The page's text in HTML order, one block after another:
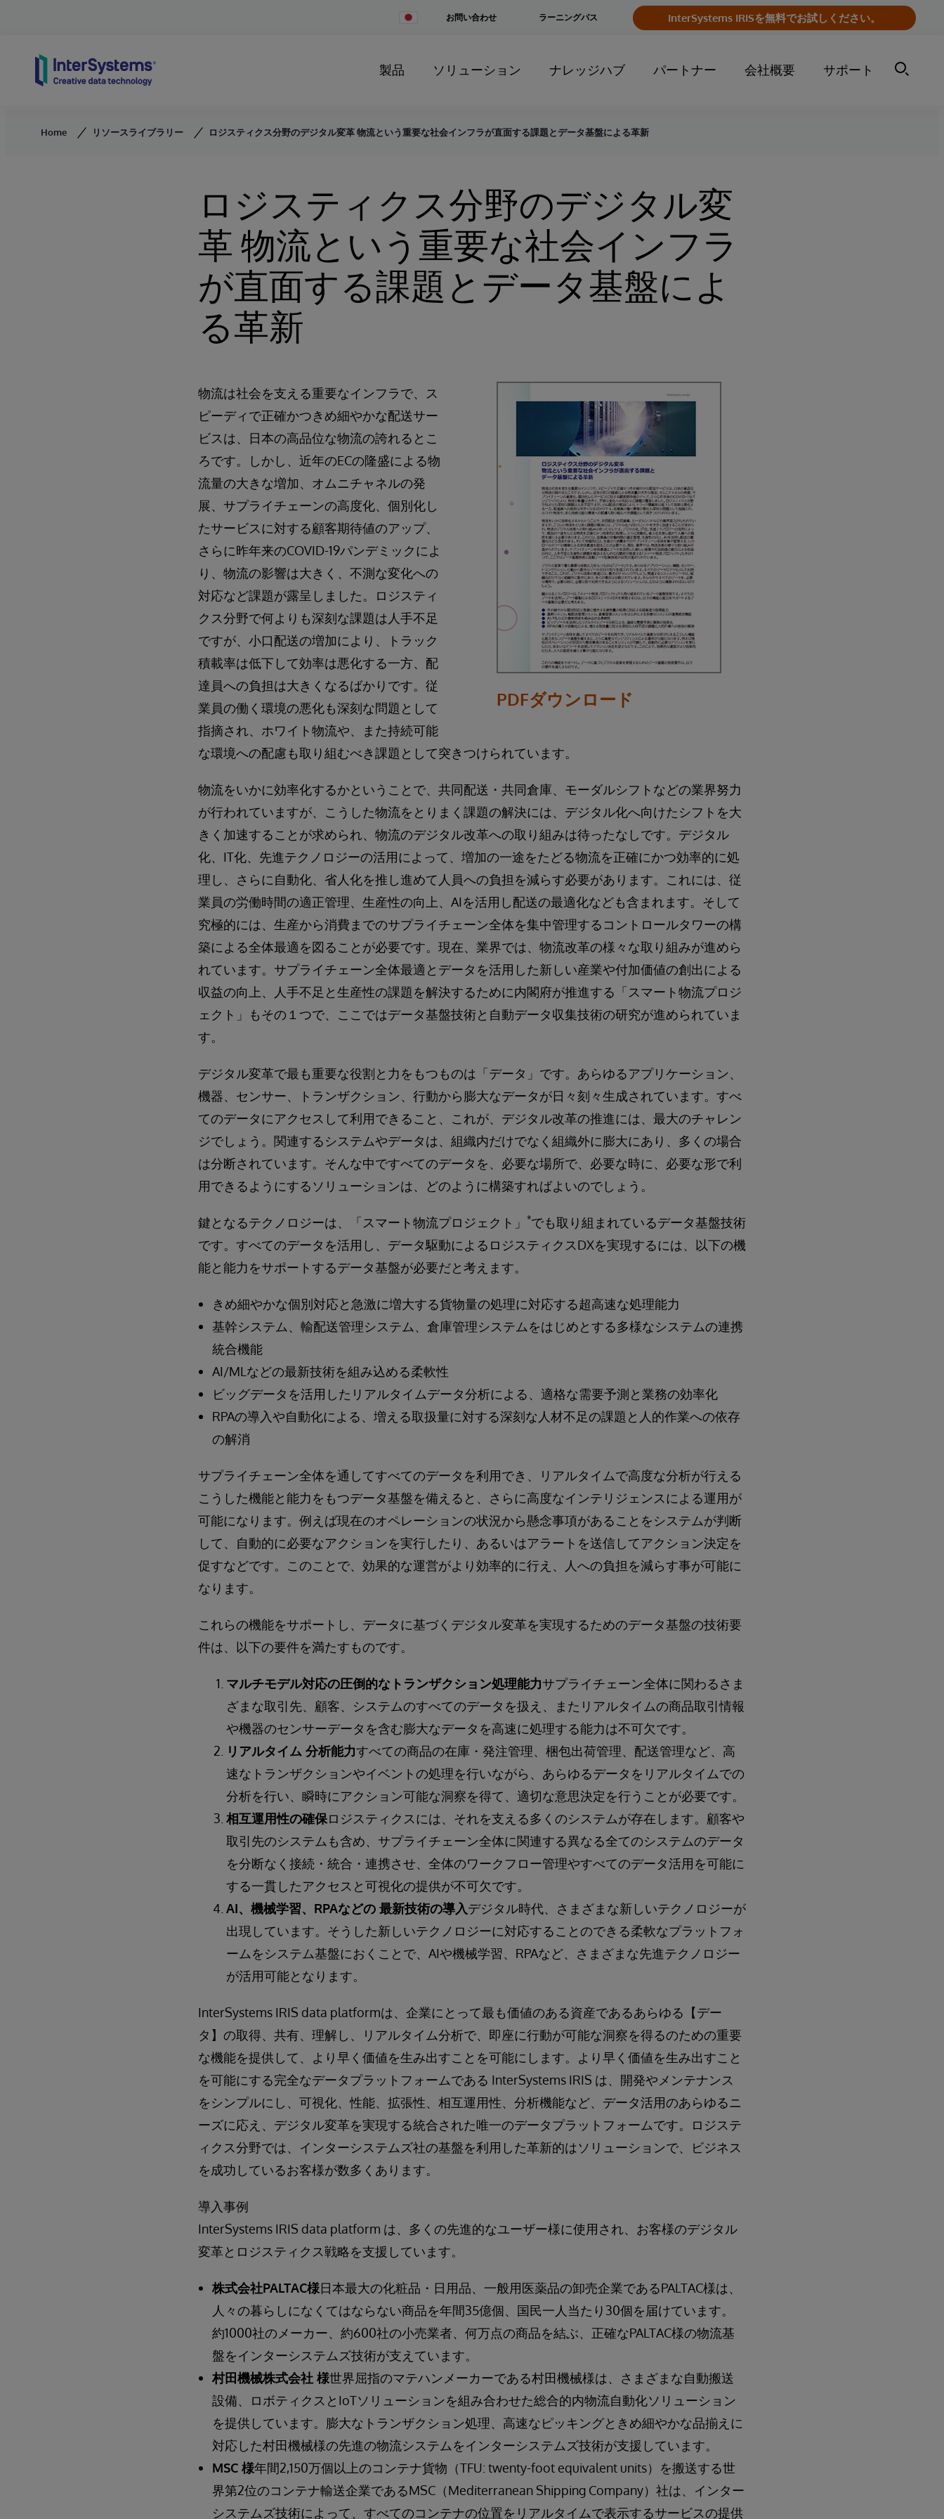
Change
お問い合わせ InterSystems IRISを無料でお試しください。
ラーニングパス
製品 ソリューション ナレッジハブ パートナー 会社概要 サポート
Home リソースライブラリー ロジスティクス分野のデジタル変⾰ 物流という重要な社会インフラが直⾯する課題とデータ基盤による⾰新
ロジスティクス分野のデジタル変
⾰ 物流という重要な社会インフラ
が直⾯する課題とデータ基盤によ
る⾰新
PDFダウンロード
物流は社会を支える重要なインフラで、ス
ピーディで正確かつきめ細やかな配送サー
ビスは、日本の高品位な物流の誇れるとこ
ろです。しかし、近年のECの隆盛による物
流量の大きな増加、オムニチャネルの発
展、サプライチェーンの高度化、個別化し
たサービスに対する顧客期待値のアップ、
さらに昨年来のCOVID-19パンデミックによ
り、物流の影響は大きく、不測な変化への
対応など課題が露呈しました。ロジスティ
クス分野で何よりも深刻な課題は人手不足
ですが、小口配送の増加により、トラック
積載率は低下して効率は悪化する一方、配
達員への負担は大きくなるばかりです。従
業員の働く環境の悪化も深刻な問題として
指摘され、ホワイト物流や、また持続可能
な環境への配慮も取り組むべき課題として突きつけられています。
物流をいかに効率化するかということで、共同配送・共同倉庫、モーダルシフトなどの業界努力
が行われていますが、こうした物流をとりまく課題の解決には、デジタル化へ向けたシフトを大
きく加速することが求められ、物流のデジタル改革への取り組みは待ったなしです。デジタル
化、IT化、先進テクノロジーの活用によって、増加の一途をたどる物流を正確にかつ効率的に処
理し、さらに自動化、省人化を推し進めて人員への負担を減らす必要があります。これには、従
業員の労働時間の適正管理、生産性の向上、AIを活用し配送の最適化なども含まれます。そして
究極的には、生産から消費までのサプライチェーン全体を集中管理するコントロールタワーの構
築による全体最適を図ることが必要です。現在、業界では、物流改革の様々な取り組みが進めら
れています。サプライチェーン全体最適とデータを活用した新しい産業や付加価値の創出による
収益の向上、人手不足と生産性の課題を解決するために内閣府が推進する「スマート物流プロジ
ェクト」もその１つで、ここではデータ基盤技術と自動データ収集技術の研究が進められていま
す。
デジタル変革で最も重要な役割と力をもつものは「データ」です。あらゆるアプリケーション、
機器、センサー、トランザクション、行動から膨大なデータが日々刻々生成されています。すべ
てのデータにアクセスして利用できること、これが、デジタル改革の推進には、最大のチャレン
ジでしょう。関連するシステムやデータは、組織内だけでなく組織外に膨大にあり、多くの場合
は分断されています。そんな中ですべてのデータを、必要な場所で、必要な時に、必要な形で利
用できるようにするソリューションは、どのように構築すればよいのでしょう。
鍵となるテクノロジーは、「スマート物流プロジェクト」 *でも取り組まれているデータ基盤技術
です。すべてのデータを活用し、データ駆動によるロジスティクスDXを実現するには、以下の機
能と能力をサポートするデータ基盤が必要だと考えます。
きめ細やかな個別対応と急激に増大する貨物量の処理に対応する超高速な処理能力
基幹システム、輸配送管理システム、倉庫管理システムをはじめとする多様なシステムの連携
統合機能
AI/MLなどの最新技術を組み込める柔軟性
ビッグデータを活用したリアルタイムデータ分析による、適格な需要予測と業務の効率化
RPAの導入や自動化による、増える取扱量に対する深刻な人材不足の課題と人的作業への依存
の解消
サプライチェーン全体を通してすべてのデータを利用でき、リアルタイムで高度な分析が行える
こうした機能と能力をもつデータ基盤を備えると、さらに高度なインテリジェンスによる運用が
可能になります。例えば現在のオペレーションの状況から懸念事項があることをシステムが判断
して、自動的に必要なアクションを実行したり、あるいはアラートを送信してアクション決定を
促すなどです。このことで、効果的な運営がより効率的に行え、人への負担を減らす事が可能に
なります。
これらの機能をサポートし、データに基づくデジタル変革を実現するためのデータ基盤の技術要
件は、以下の要件を満たすものです。
マルチモデル対応の圧倒的なトランザクション処理能力サプライチェーン全体に関わるさま
ざまな取引先、顧客、システムのすべてのデータを扱え、またリアルタイムの商品取引情報
や機器のセンサーデータを含む膨大なデータを高速に処理する能力は不可欠です。
リアルタイム 分析能力すべての商品の在庫・発注管理、梱包出荷管理、配送管理など、高
速なトランザクションやイベントの処理を行いながら、あらゆるデータをリアルタイムでの
分析を行い、瞬時にアクション可能な洞察を得て、適切な意思決定を行うことが必要です。
相互運用性の確保ロジスティクスには、それを支える多くのシステムが存在します。顧客や
取引先のシステムも含め、サプライチェーン全体に関連する異なる全てのシステムのデータ
を分断なく接続・統合・連携させ、全体のワークフロー管理やすべてのデータ活用を可能に
する一貫したアクセスと可視化の提供が不可欠です。
AI、機械学習、RPAなどの 最新技術の導入デジタル時代、さまざまな新しいテクノロジーが
出現しています。そうした新しいテクノロジーに対応することのできる柔軟なプラットフォ
ームをシステム基盤におくことで、AIや機械学習、RPAなど、さまざまな先進テクノロジー
が活用可能となります。
InterSystems IRIS data platformは、企業にとって最も価値のある資産であるあらゆる【デー
タ】の取得、共有、理解し、リアルタイム分析で、即座に行動が可能な洞察を得るのための重要
な機能を提供して、より早く価値を生み出すことを可能にします。より早く価値を生み出すこと
を可能にする完全なデータプラットフォームである InterSystems IRIS は、開発やメンテナンス
をシンプルにし、可視化、性能、拡張性、相互運用性、分析機能など、データ活用のあらゆるニ
ーズに応え、デジタル変革を実現する統合された唯一のデータプラットフォームです。ロジステ
ィクス分野では、インターシステムズ社の基盤を利用した革新的はソリューションで、ビジネス
を成功しているお客様が数多くあります。
導入事例
InterSystems IRIS data platform は、多くの先進的なユーザー様に使用され、お客様のデジタル
変革とロジスティクス戦略を支援しています。
株式会社PALTAC様日本最大の化粧品・日用品、一般用医薬品の卸売企業であるPALTAC様は、
人々の暮らしになくてはならない商品を年間35億個、国民一人当たり30個を届けています。
約1000社のメーカー、約600社の小売業者、何万点の商品を結ぶ、正確なPALTAC様の物流基
盤をインターシステムズ技術が支えています。
村田機械株式会社 様世界屈指のマテハンメーカーである村田機械様は、さまざまな自動搬送
設備、ロボティクスとIoTソリューションを組み合わせた総合的内物流自動化ソリューション
を提供しています。膨大なトランザクション処理、高速なピッキングときめ細やかな品揃えに
対応した村田機械様の先進の物流システムをインターシステムズ技術が支援しています。
MSC 様年間2,150万個以上のコンテナ貨物（TFU: twenty-foot equivalent units）を搬送する世
界第2位のコンテナ輸送企業であるMSC（Mediterranean Shipping Company）社は、インター
システムズ技術によって、すべてのコンテナの位置をリアルタイムで表示するサービスの提供